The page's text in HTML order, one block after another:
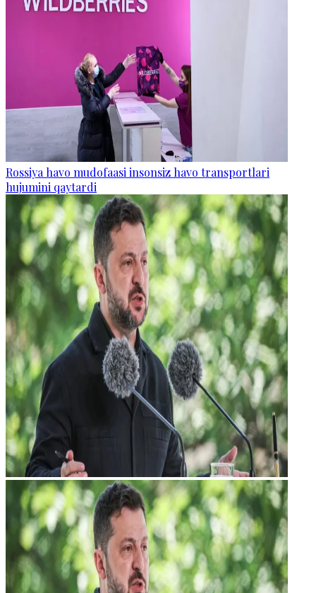
Rossiya havo mudofaasi insonsiz havo transportlari
hujumini qaytardi